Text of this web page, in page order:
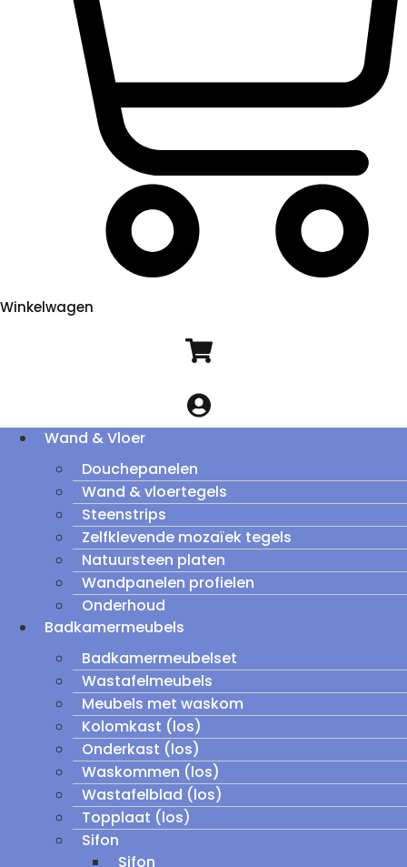
Winkelwagen
Wand & Vloer
Douchepanelen
Wand & vloertegels
Steenstrips
Zelfklevende mozaïek tegels
Natuursteen platen
Wandpanelen profielen
Onderhoud
Badkamermeubels
Badkamermeubelset
Wastafelmeubels
Meubels met waskom
Kolomkast (los)
Onderkast (los)
Waskommen (los)
Wastafelblad (los)
Topplaat (los)
Sifon
Sifon